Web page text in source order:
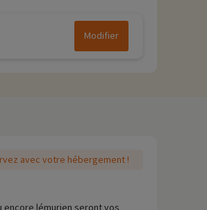
Modifier
avec votre hébergement !
encore lémurien seront vos